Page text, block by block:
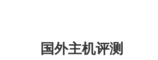
国外主机评测